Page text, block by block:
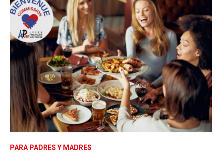
PARA PADRES Y MADRES